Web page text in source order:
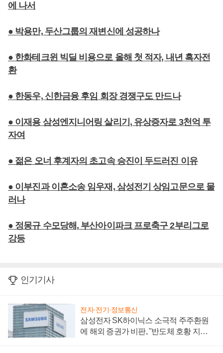
에 나서
● 박용만, 두산그룹의 재변신에 성공하나
● 한화테크윈 빅딜 비용으로 올해 첫 적자, 내년 흑자전
환
● 한동우, 신한금융 후임 회장 경쟁구도 만드나
● 이재용 삼성엔지니어링 살리기, 유상증자로 3천억 투
자여
● 젊은 오너 후계자의 초고속 승진이 두드러진 이유
● 이부진과 이혼소송 임우재, 삼성전기 상임고문으로 물
러나
● 정몽규 수모당해, 부산아이파크 프로축구 2부리그로
강등
인기기사
전자·전기·정보통신
삼성전자 SK하이닉스 소극적 주주환원
에 해외 증권가 비판, "반도체 호황 지속